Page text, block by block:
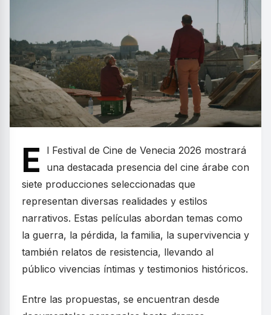
E
l Festival de Cine de Venecia 2026 mostrará
una destacada presencia del cine árabe con
siete producciones seleccionadas que
representan diversas realidades y estilos
narrativos. Estas películas abordan temas como
la guerra, la pérdida, la familia, la supervivencia y
también relatos de resistencia, llevando al
público vivencias íntimas y testimonios históricos.
Entre las propuestas, se encuentran desde